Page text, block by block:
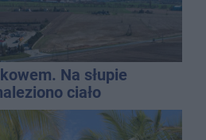
Na słupie
ciało